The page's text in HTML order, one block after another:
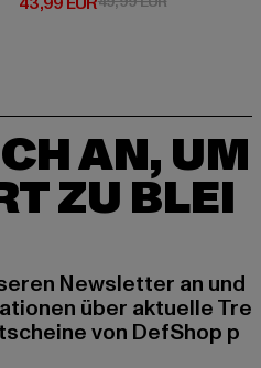
AN, UM
ZU BLEI
Newsletter an und
über aktuelle Tre
von DefShop p